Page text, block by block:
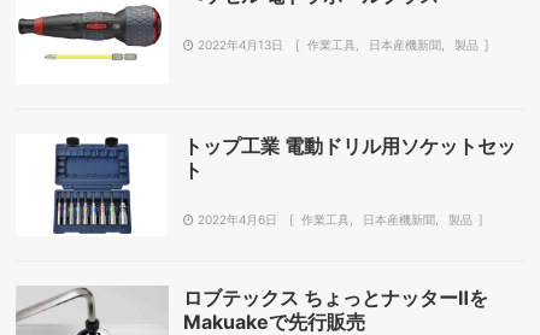
2022年4月13日 作業工具 日本産機新聞 製品
トップ工業 電動ドリル用ソケットセッ
ト
2022年4月6日 作業工具 日本産機新聞 製品
ロブテックス ちょっとナッターⅡを
Makuakeで先行販売